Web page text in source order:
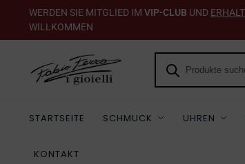
WERDEN SIE MITGLIED IM VIP-CLUB UND
WILLKOMMEN
STARTSEITE SCHMUCK UHREN
KONTAKT